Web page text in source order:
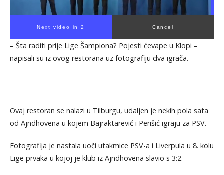
Next video in 1 Cancel
– Šta raditi prije Lige Šampiona? Pojesti ćevape u Klopi –
napisali su iz ovog restorana uz fotografiju dva igrača.
Ovaj restoran se nalazi u Tilburgu, udaljen je nekih pola sata
od Ajndhovena u kojem Bajraktarević i Perišić igraju za PSV.
Fotografija je nastala uoči utakmice PSV-a i Liverpula u 8. kolu
Lige prvaka u kojoj je klub iz Ajndhovena slavio s 3:2.